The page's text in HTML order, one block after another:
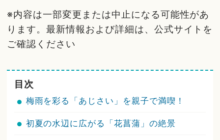
※内容は一部変更または中止になる可能性があ
ります。最新情報および詳細は、公式サイトを
ご確認ください
目次
梅雨を彩る「あじさい」を親子で満喫！
初夏の水辺に広がる「花菖蒲」の絶景